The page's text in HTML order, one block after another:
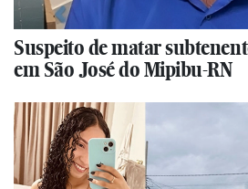
Suspeito de matar
em São José do Mipibu-RN